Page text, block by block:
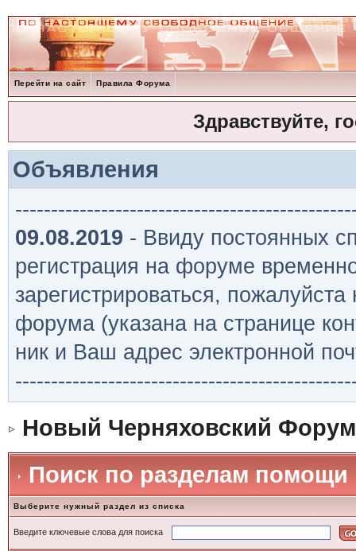
Перейти на сайт Правила Форума
Здравствуйте,
Объявления
09.08.2019 - Ввиду постоянных
регистрация на форуме
зарегистрироваться,
форума (указана на странице
ник и Ваш адрес электронной
Новый Черняховский Форум
Поиск по разделам помощи
Выберите нужный раздел из списка
Введите ключевые слова для поиска